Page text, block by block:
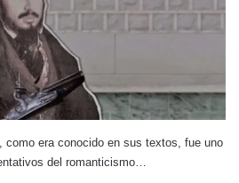
como era conocido en sus textos, fue uno
del romanticismo…